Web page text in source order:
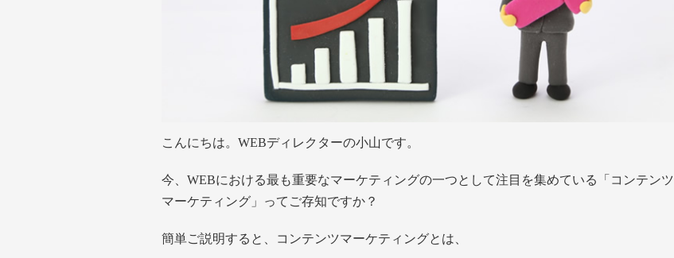
こんにちは。WEBディレクターの小山です。
今、WEBにおける最も重要なマーケティングの一つとして注目を集めている「コンテンツ
マーケティング」ってご存知ですか？
簡単ご説明すると、コンテンツマーケティングとは、